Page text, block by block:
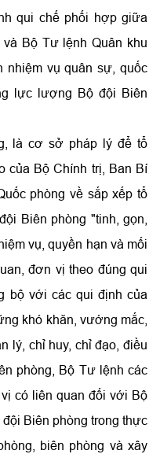
qui chế phối hợp giữa
Bộ Tư lệnh Quân khu
nhiệm vụ quân sự, quốc
lực lượng Bộ đội Biên
là cơ sở pháp lý để tổ
của Bộ Chính trị, Ban Bí
phòng về sắp xếp tổ
Biên phòng "tinh, gọn,
vụ, quyền hạn và mối
đơn vị theo đúng qui
bộ với các qui định của
khó khăn, vướng mắc,
lý, chỉ huy, chỉ đạo, điều
phòng, Bộ Tư lệnh các
có liên quan đối với Bộ
Biên phòng trong thực
biên phòng và xây